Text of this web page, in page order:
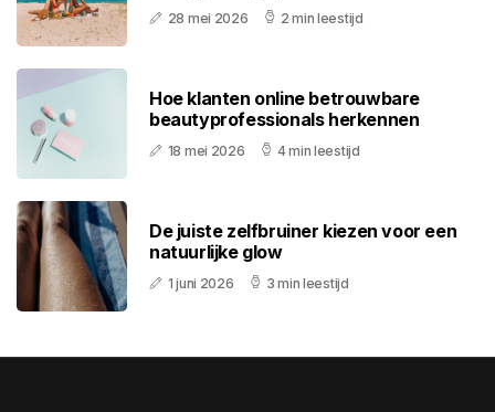
28 mei 2026 2 min leestijd
Hoe klanten online betrouwbare
beautyprofessionals herkennen
18 mei 2026 4 min leestijd
De juiste zelfbruiner kiezen voor een
natuurlijke glow
1 juni 2026 3 min leestijd